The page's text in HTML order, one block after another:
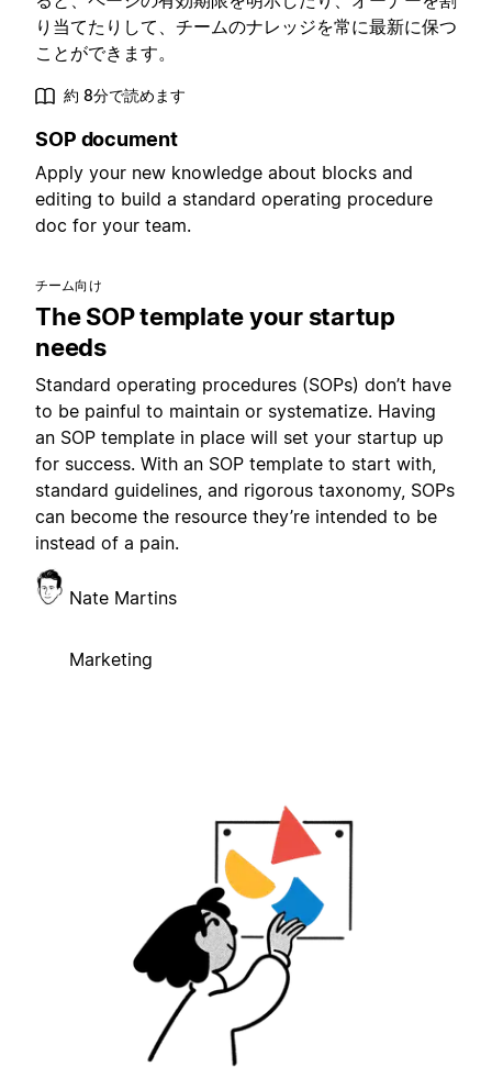
り当てたりして、チームのナレッジを常に最新に保つ
ことができます。
約 8分で読めます
SOP document
Apply your new knowledge about blocks and
editing to build a standard operating procedure
doc for your team.
チーム向け
The SOP template your startup
needs
Standard operating procedures (SOPs) don’t have
to be painful to maintain or systematize. Having
an SOP template in place will set your startup up
for success. With an SOP template to start with,
standard guidelines, and rigorous taxonomy, SOPs
can become the resource they’re intended to be
instead of a pain.
Nate Martins
Marketing